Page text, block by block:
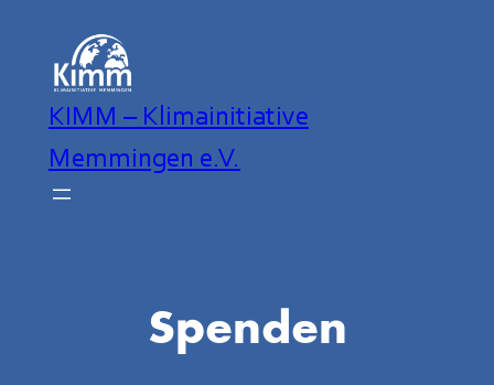
springen
KIMM – Klimainitiative
Memmingen e.V.
Spenden